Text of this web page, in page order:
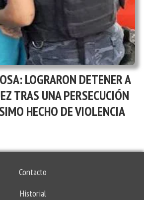
LOGRARON DETENER A
TRAS UNA PERSECUCIÓN
HECHO DE VIOLENCIA
Contacto
Historial